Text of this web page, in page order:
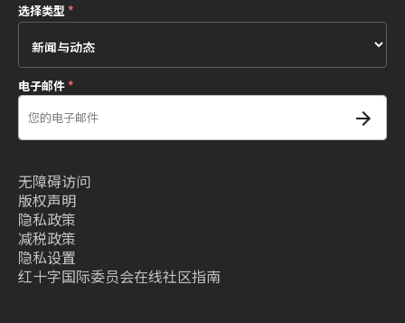
选择类型*
电子邮件*
无障碍访问
版权声明
隐私政策
减税政策
隐私设置
红十字国际委员会在线社区指南